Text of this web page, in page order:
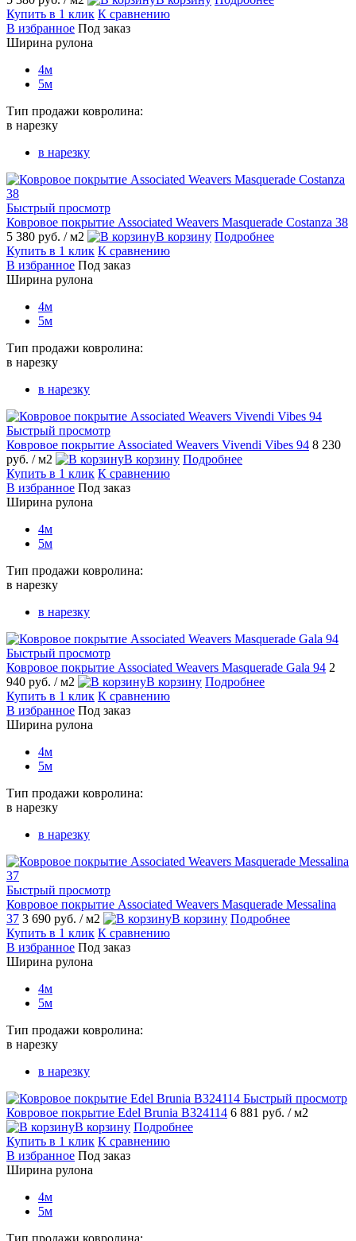
Купить в 1 клик К сравнению
В избранное Под заказ
Ширина рулона
4м
5м
Тип продажи ковролина:
в нарезку
в нарезку
Быстрый просмотр
Ковровое покрытие Associated Weavers Masquerade Costanza 38
5 380 руб. / м2 В корзину Подробнее
Купить в 1 клик К сравнению
В избранное Под заказ
Ширина рулона
4м
5м
Тип продажи ковролина:
в нарезку
в нарезку
Быстрый просмотр
Ковровое покрытие Associated Weavers Vivendi Vibes 94 8 230
руб. / м2 В корзину Подробнее
Купить в 1 клик К сравнению
В избранное Под заказ
Ширина рулона
4м
5м
Тип продажи ковролина:
в нарезку
в нарезку
Быстрый просмотр
Ковровое покрытие Associated Weavers Masquerade Gala 94 2
940 руб. / м2 В корзину Подробнее
Купить в 1 клик К сравнению
В избранное Под заказ
Ширина рулона
4м
5м
Тип продажи ковролина:
в нарезку
в нарезку
Быстрый просмотр
Ковровое покрытие Associated Weavers Masquerade Messalina
37 3 690 руб. / м2 В корзину Подробнее
Купить в 1 клик К сравнению
В избранное Под заказ
Ширина рулона
4м
5м
Тип продажи ковролина:
в нарезку
в нарезку
Быстрый просмотр
Ковровое покрытие Edel Brunia B324114 6 881 руб. / м2
В корзину Подробнее
Купить в 1 клик К сравнению
В избранное Под заказ
Ширина рулона
4м
5м
Тип продажи ковролина: